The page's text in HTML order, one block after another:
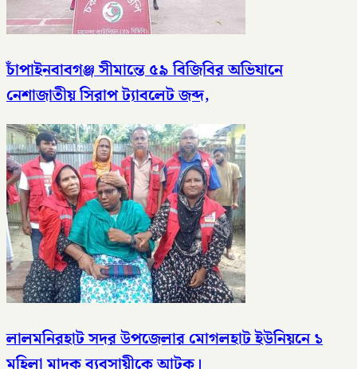
চাঁপাইনবাবগঞ্জ সীমান্তে ৫৯ বিজিবির অভিযানে
নেশাজাতীয় সিরাপ ট্যাবলেট জব্দ,
লালমনিরহাট সদর উপজেলার মোগলহাট ইউনিয়নে ১